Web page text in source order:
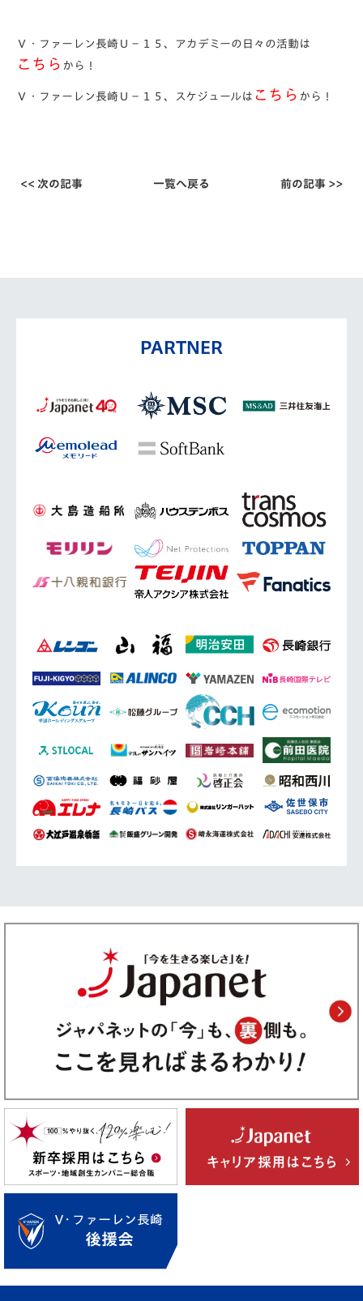
Ｖ・ファーレン長崎Ｕ－１５、アカデミーの日々の活動は
こちら から！
Ｖ・ファーレン長崎Ｕ－１５、スケジュールは こちら から！
<< 次の記事 一覧へ戻る 前の記事 >>
PARTNER